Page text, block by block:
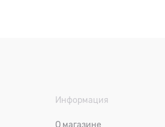
Информация
О магазине